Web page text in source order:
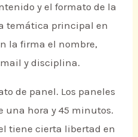
y el formato de la
temática principal en
la firma el nombre,
y disciplina.
de panel. Los paneles
hora y 45 minutos.
tiene cierta libertad en